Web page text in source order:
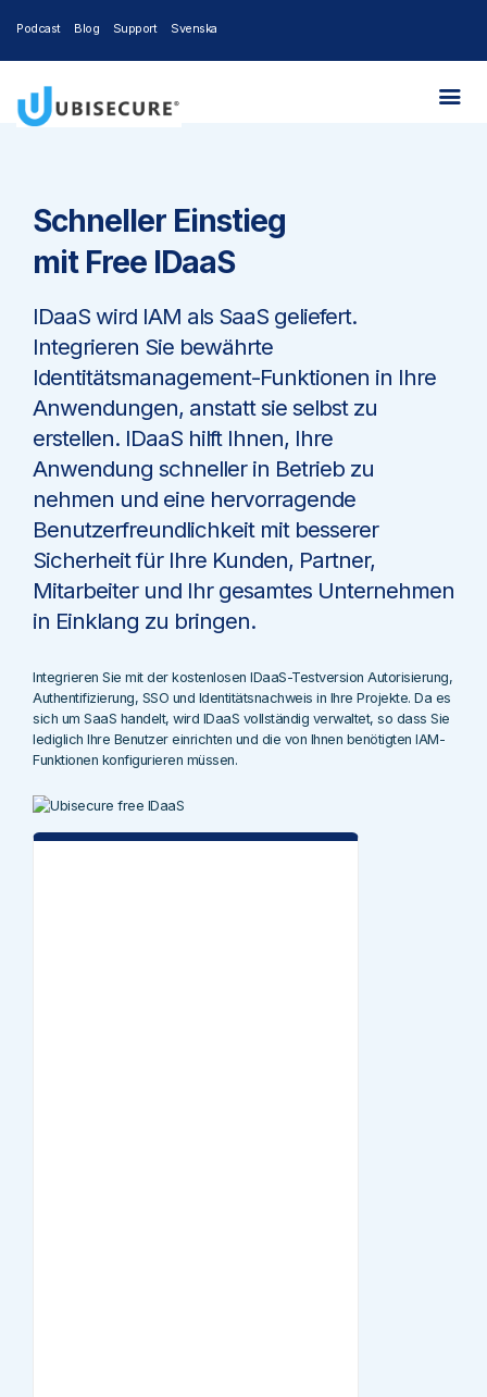
Podcast Blog Support Svenska
Schneller Einstieg
mit Free IDaaS
IDaaS wird IAM als SaaS geliefert.
Integrieren Sie bewährte
Identitätsmanagement-Funktionen in Ihre
Anwendungen, anstatt sie selbst zu
erstellen. IDaaS hilft Ihnen, Ihre
Anwendung schneller in Betrieb zu
nehmen und eine hervorragende
Benutzerfreundlichkeit mit besserer
Sicherheit für Ihre Kunden, Partner,
Mitarbeiter und Ihr gesamtes Unternehmen
in Einklang zu bringen.
Integrieren Sie mit der kostenlosen IDaaS-Testversion Autorisierung,
Authentifizierung, SSO und Identitätsnachweis in Ihre Projekte. Da es
sich um SaaS handelt, wird IDaaS vollständig verwaltet, so dass Sie
lediglich Ihre Benutzer einrichten und die von Ihnen benötigten IAM-
Funktionen konfigurieren müssen.